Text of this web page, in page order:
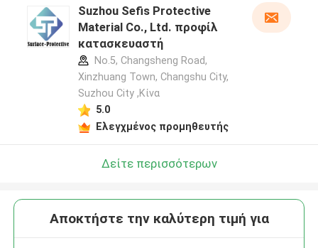
Suzhou Sefis Protective
Material Co., Ltd. προφίλ
κατασκευαστή
No.5, Changsheng Road,
Xinzhuang Town, Changshu City,
Suzhou City ,Κίνα
5.0
Ελεγχμένος προμηθευτής
Δείτε περισσότερων
Αποκτήστε την καλύτερη τιμή για